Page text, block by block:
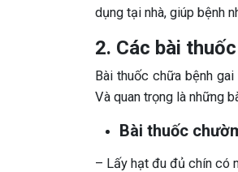
dụng tại nhà, giúp bệnh
2. Các bài
Bài thuốc chữa bệnh
Và quan trọng là những
Bài thuốc
– Lấy hạt đu đủ chín có